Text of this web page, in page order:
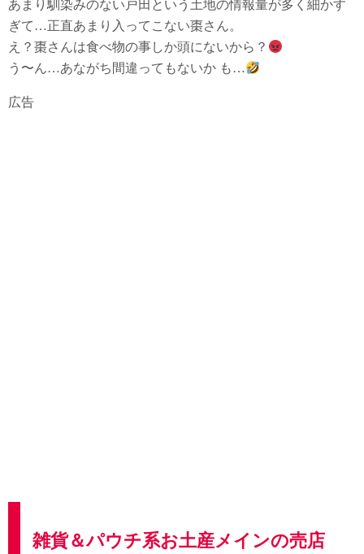
あまり馴染みのない戸田という土地の情報量が多く細かす
ぎて…正直あまり入ってこない棗さん。
え？棗さんは食べ物の事しか頭にないから？
う〜ん…あながち間違ってもないか も…
広告
雑貨＆パウチ系お土産メインの売店